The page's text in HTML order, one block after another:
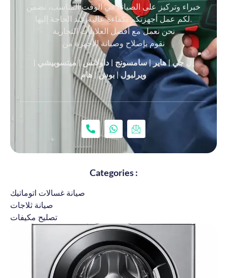
خبراء وتركيز على الصيانة في الوقت المناسب، نضمن
لكم عمل أجهزتكم بكفاءة عالية عند الحاجة إليها.
نحن نعمل مع أفضل العلامات التجارية
نقوم بإصلاح وصيانة الأجهزة من
إل جي | هاير | سامسونج | داولانس | ميتسوبيشي |
ويرلبول | بوش | هام
Categories :
صيانة غسالات اتوماتيك
صيانة ثلاجات
تصليح مكيفات